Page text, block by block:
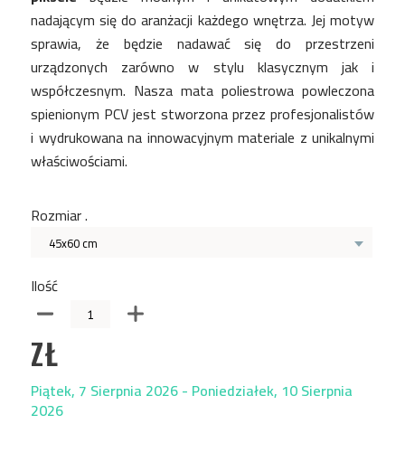
nadającym się do aranżacji każdego wnętrza. Jej motyw
sprawia, że będzie nadawać się do przestrzeni
urządzonych zarówno w stylu klasycznym jak i
współczesnym. Nasza mata poliestrowa powleczona
spienionym PCV jest stworzona przez profesjonalistów
i wydrukowana na innowacyjnym materiale z unikalnymi
właściwościami.
Rozmiar .
45x60 cm
Ilość
ZŁ
Piątek, 7 Sierpnia 2026 - Poniedziałek, 10 Sierpnia
2026